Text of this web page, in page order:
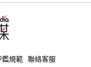
鑑規範 聯絡客服